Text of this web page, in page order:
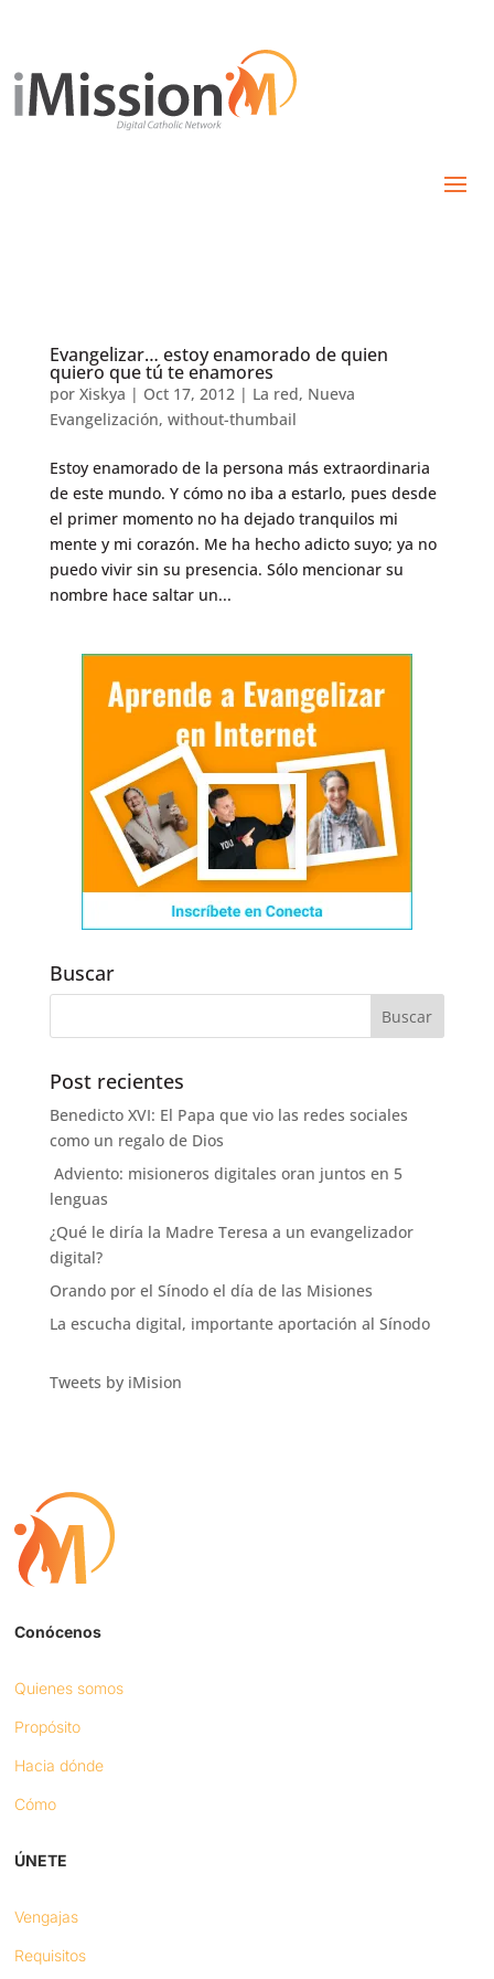
Evangelizar… estoy enamorado de quien
quiero que tú te enamores
por Xiskya | Oct 17, 2012| La red, Nueva
Evangelización, without-thumbail
Estoy enamorado de la persona más extraordinaria
de este mundo. Y cómo no iba a estarlo, pues desde
el primer momento no ha dejado tranquilos mi
mente y mi corazón. Me ha hecho adicto suyo; ya no
puedo vivir sin su presencia. Sólo mencionar su
nombre hace saltar un...
Buscar
Post recientes
Benedicto XVI: El Papa que vio las redes sociales
como un regalo de Dios
Adviento: misioneros digitales oran juntos en 5
lenguas
¿Qué le diría la Madre Teresa a un evangelizador
digital?
Orando por el Sínodo el día de las Misiones
La escucha digital, importante aportación al Sínodo
Tweets by iMision
Conócenos
Quienes somos
Propósito
Hacia dónde
Cómo
ÚNETE
Vengajas
Requisitos